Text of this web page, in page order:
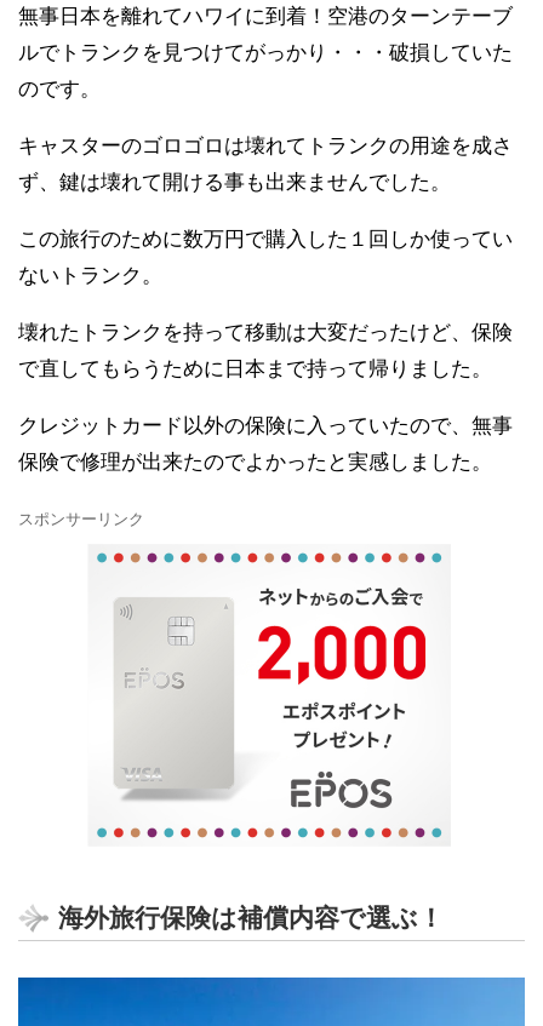
無事日本を離れてハワイに到着！空港のターンテーブ
ルでトランクを見つけてがっかり・・・破損していた
のです。
キャスターのゴロゴロは壊れてトランクの用途を成さ
ず、鍵は壊れて開ける事も出来ませんでした。
この旅行のために数万円で購入した１回しか使ってい
ないトランク。
壊れたトランクを持って移動は大変だったけど、保険
で直してもらうために日本まで持って帰りました。
クレジットカード以外の保険に入っていたので、無事
保険で修理が出来たのでよかったと実感しました。
スポンサーリンク
海外旅行保険は補償内容で選ぶ！